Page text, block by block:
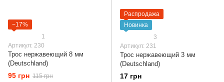
−17%
1
Артикул: 230
Трос нержавеющий 8 мм
(Deutschland)
95 грн 115 грн
Распродажа
Новинка
3
Артикул: 231
Трос нержавеющий 3 мм
(Deutschland)
17 грн